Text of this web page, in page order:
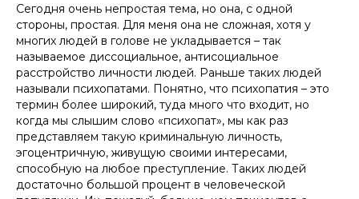
Сегодня очень непростая тема, но она, с одной
стороны, простая. Для меня она не сложная, хотя у
многих людей в голове не укладывается – так
называемое диссоциальное, антисоциальное
расстройство личности людей. Раньше таких людей
называли психопатами. Понятно, что психопатия – это
термин более широкий, туда много что входит, но
когда мы слышим слово «психопат», мы как раз
представляем такую криминальную личность,
эгоцентричную, живущую своими интересами,
способную на любое преступление. Таких людей
достаточно большой процент в человеческой